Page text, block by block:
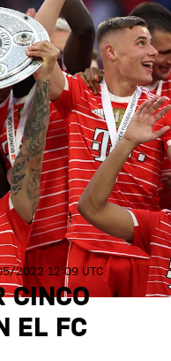
2022 12:09 UTC
CINCO
EL FC